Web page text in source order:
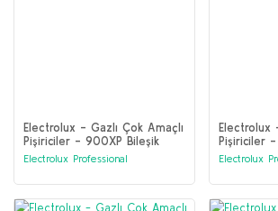
Electrolux - Gazlı Çok Amaçlı
Pişiriciler - 900XP Bileşik
tabanlı çok işlevli gazlı ocak
Electrolux Professional
Electrolux
Pişiriciler
Bileşik
gazlı ocak
Electrolux